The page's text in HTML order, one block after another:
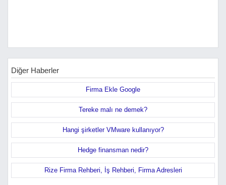
Diğer Haberler
Firma Ekle Google
Tereke malı ne demek?
Hangi şirketler VMware kullanıyor?
Hedge finansman nedir?
Rize Firma Rehberi, İş Rehberi, Firma Adresleri